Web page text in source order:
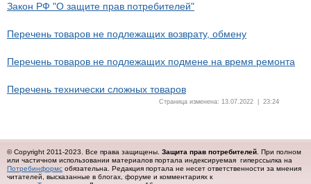
Закон РФ "О защите прав потребителей"
Перечень товаров не подлежащих возврату, обмену
Перечень товаров не подлежащих подмене на время ремонта
Перечень технически сложных товаров
Страница изменена: 13.07.2022 | 23:24
© Copyright 2011-2023. Все права защищены. Защита прав потребителей . При полном
или частичном использовании материалов портала индексируемая гиперссылка на
Потребинформс обязательна. Редакция портала не несет ответственности за мнения
читателей, высказанные в блогах, форуме и комментариях к